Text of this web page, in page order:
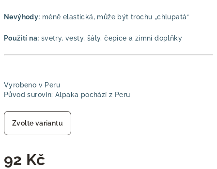
Nevýhody: méně elastická, může být trochu „chlupatá“
Použití na: svetry, vesty, šály, čepice a zimní doplňky
Vyrobeno v Peru
Původ surovin: Alpaka pochází z Peru
Zvolte variantu
92 Kč